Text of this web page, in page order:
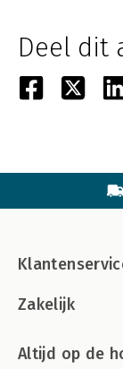
Deel dit
Zakelijk
Altijd op de